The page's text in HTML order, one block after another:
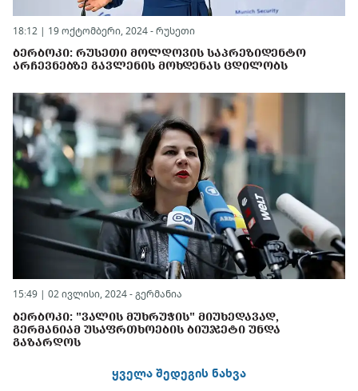
18:12 | 19 ოქტომბერი, 2024 - რუსეთი
ᲑᲔᲠᲑᲝᲙᲘ: ᲠᲣᲡᲔᲗᲘ ᲛᲝᲚᲓᲝᲕᲘᲡ ᲡᲐᲞᲠᲔᲖᲘᲓᲔᲜᲢᲝ
ᲐᲠᲩᲔᲕᲜᲔᲑᲖᲔ ᲒᲐᲕᲚᲔᲜᲘᲡ ᲛᲝᲮᲓᲔᲜᲐᲡ ᲪᲓᲘᲚᲝᲑᲡ
15:49 | 02 ივლისი, 2024 - გერმანია
ᲑᲔᲠᲑᲝᲙᲘ: "ᲕᲐᲚᲘᲡ ᲛᲣᲮᲠᲣᲭᲘᲡ" ᲛᲘᲣᲮᲔᲓᲐᲕᲐᲓ,
ᲒᲔᲠᲛᲐᲜᲘᲐᲛ ᲣᲡᲐᲤᲠᲗᲮᲝᲔᲑᲘᲡ ᲑᲘᲣᲯᲔᲢᲘ ᲣᲜᲓᲐ
ᲒᲐᲖᲐᲠᲓᲝᲡ
ყველა შედეგის ნახვა